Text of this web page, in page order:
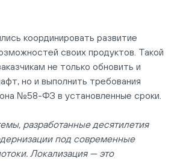
координировать развитие
своих продуктов. Такой
не только обновить и
но и выполнить требования
№58-ФЗ в установленные сроки.
разработанные десятилетия
под современные
Локализация — это